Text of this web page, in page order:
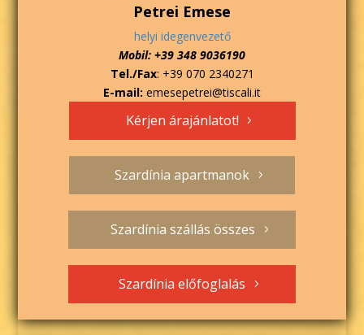
Petrei Emese
helyi idegenvezető
Mobil: +39 348 9036190
Tel./Fax: +39 070 2340271
E-mail: emesepetrei@tiscali.it
Kérjen árajánlatot!
Szardínia apartmanok
Szardínia szállás összes
Szardínia előfoglalás